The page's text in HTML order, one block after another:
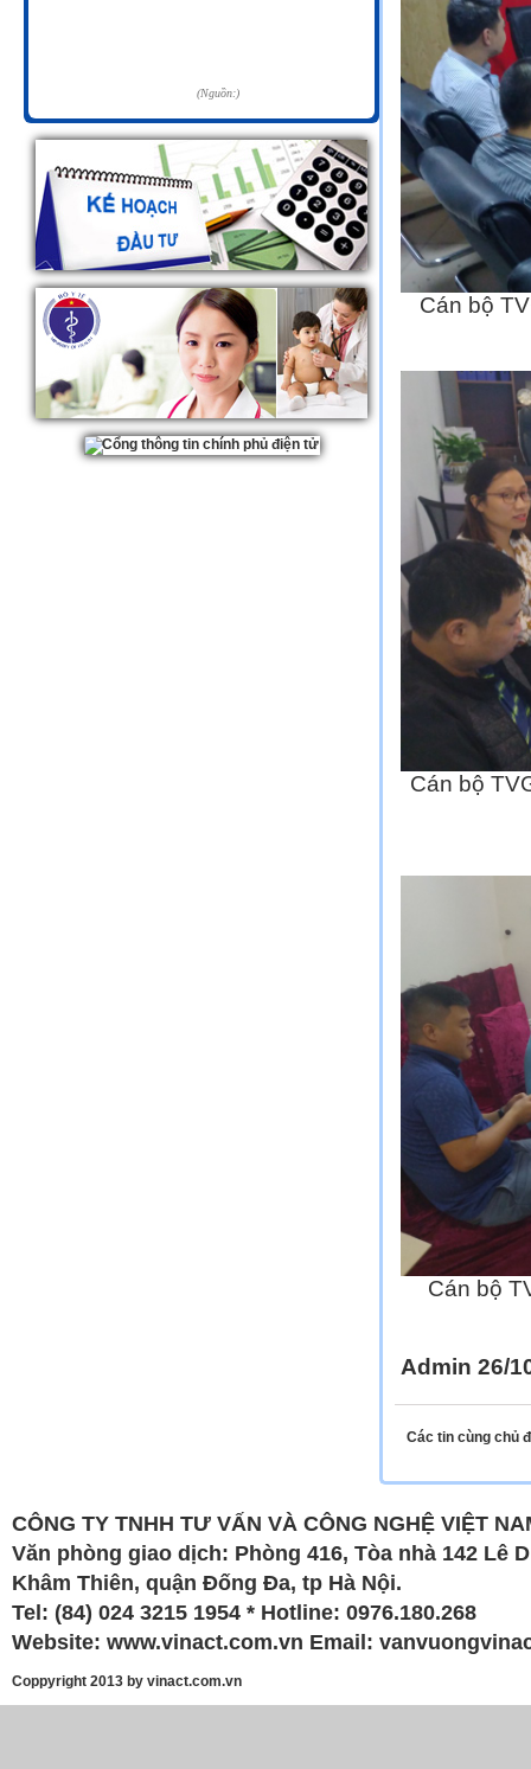
Cán bộ
Cán bộ
Cán bộ
Admin 26/
Các tin cùng chủ
CÔNG TY TNHH TƯ VẤN VÀ CÔNG NGHỆ VIỆT
Văn phòng giao dịch: Phòng 416, Tòa nhà 142 Lê
Khâm Thiên, quận Đống Đa, tp Hà Nội.
Tel: (84) 024 3215 1954 * Hotline: 0976.180.268
Website: www.vinact.com.vn Email:
Coppyright 2013 by vinact.com.vn